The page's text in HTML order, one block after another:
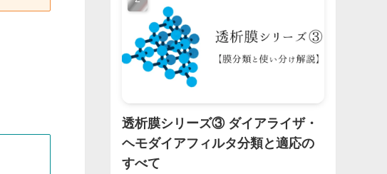
透析膜シリーズ③ ダイアライザ・
ヘモダイアフィルタ分類と適応の
すべて